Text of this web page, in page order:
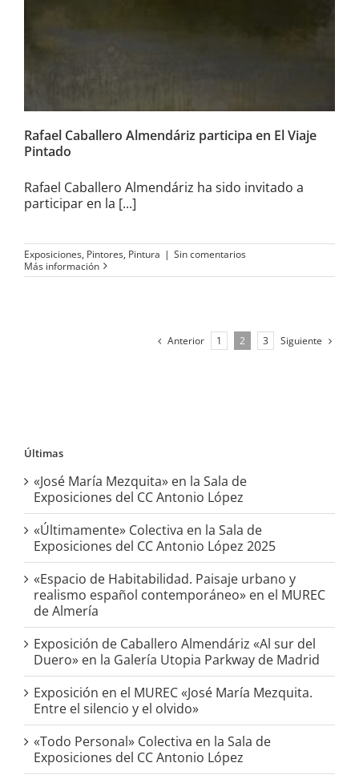
Rafael Caballero Almendáriz participa en El Viaje
Pintado
Rafael Caballero Almendáriz ha sido invitado a
participar en la [...]
Exposiciones, Pintores, Pintura | Sin comentarios
Más información
Anterior 1 2 3 Siguiente
Últimas
«José María Mezquita» en la Sala de
Exposiciones del CC Antonio López
«Últimamente» Colectiva en la Sala de
Exposiciones del CC Antonio López 2025
«Espacio de Habitabilidad. Paisaje urbano y
realismo español contemporáneo» en el MUREC
de Almería
Exposición de Caballero Almendáriz «Al sur del
Duero» en la Galería Utopia Parkway de Madrid
Exposición en el MUREC «José María Mezquita.
Entre el silencio y el olvido»
«Todo Personal» Colectiva en la Sala de
Exposiciones del CC Antonio López